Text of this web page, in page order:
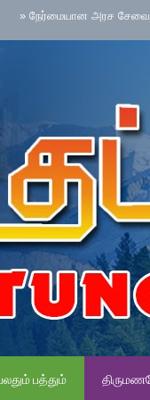
அரச சேவைக்கான
பத்தும்